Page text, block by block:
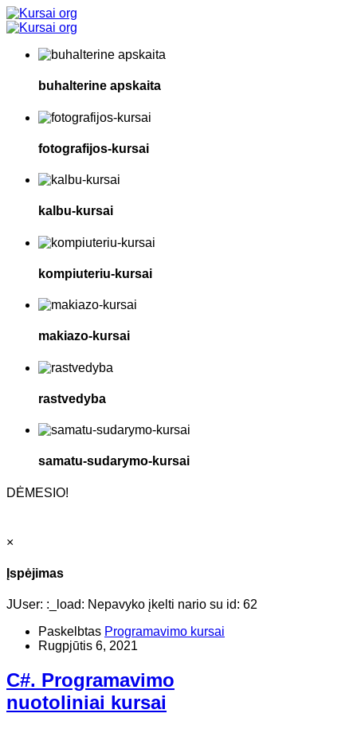
buhalterine apskaita
fotografijos-kursai
kalbu-kursai
kompiuteriu-kursai
makiazo-kursai
rastvedyba
samatu-sudarymo-kursai
DĖMESIO!
×
Įspėjimas
JUser: :_load: Nepavyko įkelti nario su id: 62
Paskelbtas Programavimo kursai
Rugpjūtis 6, 2021
C#. Programavimo
nuotoliniai kursai